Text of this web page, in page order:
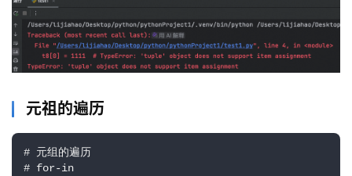
元祖的遍历
# 元组的遍历
# for-in